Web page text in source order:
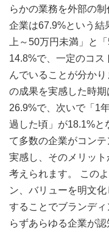
らかの業務を外部の
企業は67.9%という結
上～50万円未満」と
14.8%で、一定のコス
んでいることが分か
の成果を実感した時
26.9%で、次いで「1
過した頃」が18.1%と
て多数の企業がコン
実感し、そのメリッ
考えられます。 この
ン、バリューを明文
することでブランデ
らずあらゆる企業が